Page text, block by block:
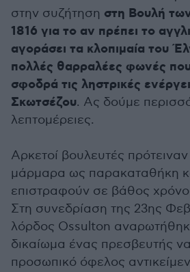
στην συζήτηση στη Βουλή
1816 για το αν πρέπει το
αγοράσει τα κλοπιμαία του
πολλές θαρραλέες φωνές
σφοδρά τις ληστρικές
Σκωτσέζου. Ας δούμε
λεπτομέρειες.
Αρκετοί βουλευτές
μάρμαρα ως παρακαταθήκη
επιστραφούν σε βάθος
Στη συνεδρίαση της 23ης
λόρδος Ossulton
δικαίωμα ένας πρεσβευτής να
προσωπικό όφελος